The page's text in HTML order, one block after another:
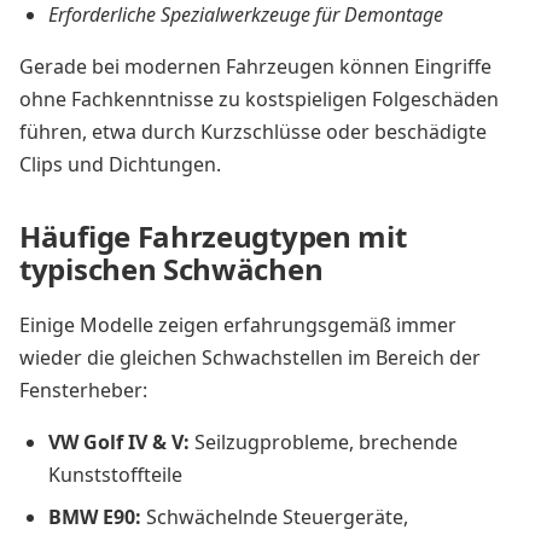
Erforderliche Spezialwerkzeuge für Demontage
Gerade bei modernen Fahrzeugen können Eingriffe
ohne Fachkenntnisse zu kostspieligen Folgeschäden
führen, etwa durch Kurzschlüsse oder beschädigte
Clips und Dichtungen.
Häufige Fahrzeugtypen mit
typischen Schwächen
Einige Modelle zeigen erfahrungsgemäß immer
wieder die gleichen Schwachstellen im Bereich der
Fensterheber:
VW Golf IV & V: Seilzugprobleme, brechende
Kunststoffteile
BMW E90: Schwächelnde Steuergeräte,